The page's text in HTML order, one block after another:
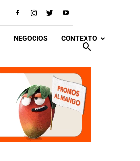
NEGOCIOS CONTEXTO